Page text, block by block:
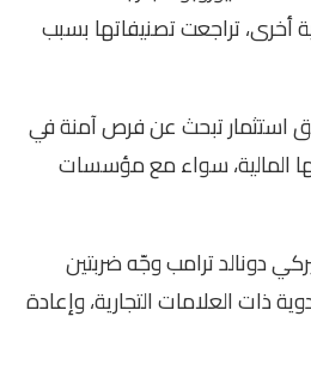
تراجعت تصنيفاتها بسبب
استثمار تبحث عن فرص آمنة في
المالية، سواء مع مؤسسات
دونالد ترامب وجّه ضربتين
عبر قراره فرض رسوم بنسبة 100% على الأدوية ذات العلامات التجارية، وإعادة